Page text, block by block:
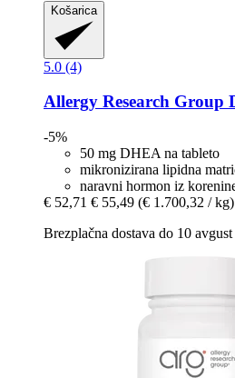
Košarica
5.0 (4)
Allergy Research Group
-5%
50 mg DHEA na tableto
mikronizirana lipidna
naravni hormon iz
€ 52,71 € 55,49 (€ 1.700,32 / kg)
Brezplačna dostava do 10 avgust